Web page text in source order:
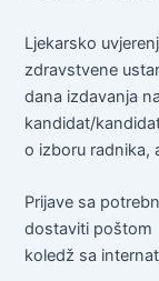
Ljekarsko
zdravstvene
dana izdavanja
kandidat/
o izboru radnika,
Prijave sa
dostaviti poštom
koledž sa